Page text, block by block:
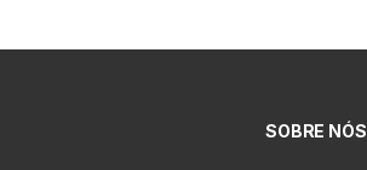
SOBRE NÓS